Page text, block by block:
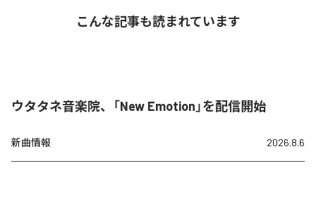
こんな記事も読まれています
ウタタネ音楽院、「New Emotion」を配信開始
新曲情報 2026.8.6